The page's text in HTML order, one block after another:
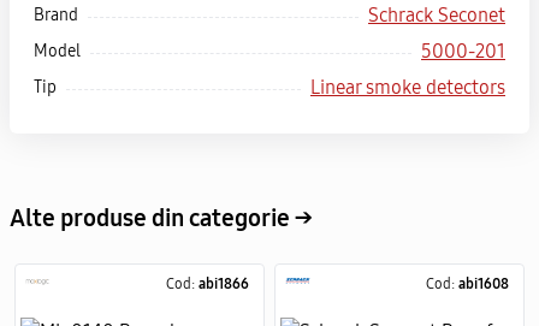
Brand Schrack Seconet
Model 5000-201
Tip Linear smoke detectors
Alte produse din categorie →
Cod: abi1866 Cod: abi1608